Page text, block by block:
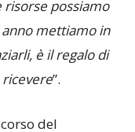
abbiano a
risorse possiamo
mettiamo in
è il regalo di